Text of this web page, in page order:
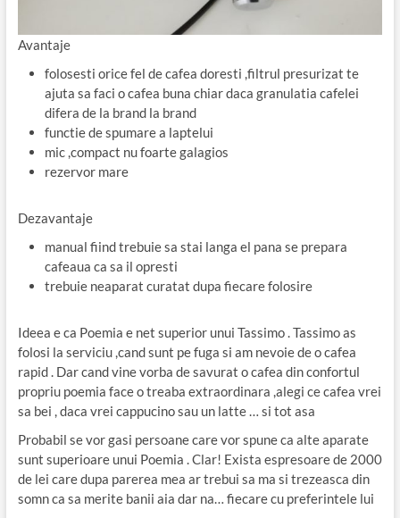
Avantaje
folosesti orice fel de cafea doresti ,filtrul presurizat te
ajuta sa faci o cafea buna chiar daca granulatia cafelei
difera de la brand la brand
functie de spumare a laptelui
mic ,compact nu foarte galagios
rezervor mare
Dezavantaje
manual fiind trebuie sa stai langa el pana se prepara
cafeaua ca sa il opresti
trebuie neaparat curatat dupa fiecare folosire
Ideea e ca Poemia e net superior unui Tassimo . Tassimo as
folosi la serviciu ,cand sunt pe fuga si am nevoie de o cafea
rapid . Dar cand vine vorba de savurat o cafea din confortul
propriu poemia face o treaba extraordinara ,alegi ce cafea vrei
sa bei , daca vrei cappucino sau un latte … si tot asa
Probabil se vor gasi persoane care vor spune ca alte aparate
sunt superioare unui Poemia . Clar! Exista espresoare de 2000
de lei care dupa parerea mea ar trebui sa ma si trezeasca din
somn ca sa merite banii aia dar na… fiecare cu preferintele lui